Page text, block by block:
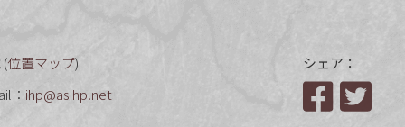
位置マップ)
： ihp@asihp.net
シェア：
Facebook